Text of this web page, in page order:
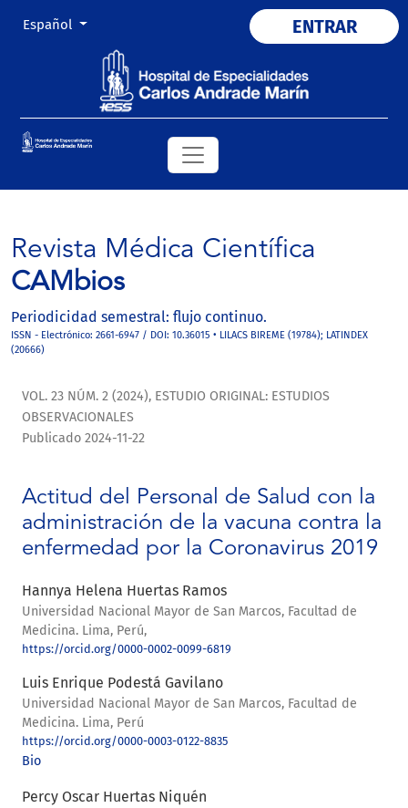
Cambiar el idioma. El actual es:
Español ENTRAR
Revista Médica Científica
CAMbios
Periodicidad semestral: flujo continuo.
ISSN - Electrónico: 2661-6947 / DOI: 10.36015 • LILACS BIREME (19784); LATINDEX
(20666)
VOL. 23 NÚM. 2 (2024), ESTUDIO ORIGINAL: ESTUDIOS
OBSERVACIONALES
Actitud del Personal de Salud con la
administración de la vacuna contra la
enfermedad por la Coronavirus 2019
Publicado 2024-11-22
Hannya Helena Huertas Ramos
Universidad Nacional Mayor de San Marcos, Facultad de
Medicina. Lima, Perú,
https://orcid.org/0000-0002-0099-6819
Luis Enrique Podestá Gavilano
Universidad Nacional Mayor de San Marcos, Facultad de
Medicina. Lima, Perú
https://orcid.org/0000-0003-0122-8835
Bio
Percy Oscar Huertas Niquén